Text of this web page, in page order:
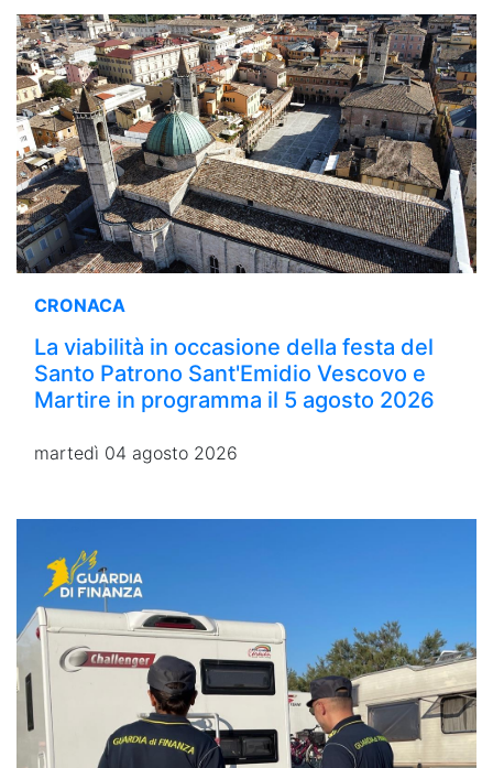
CRONACA
La viabilità in occasione della festa del
Santo Patrono Sant'Emidio Vescovo e
Martire in programma il 5 agosto 2026
martedì 04 agosto 2026